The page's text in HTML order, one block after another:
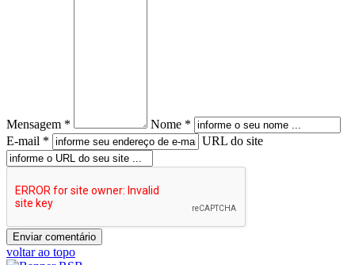
Mensagem *
Nome *
E-mail *
URL do site
voltar ao topo